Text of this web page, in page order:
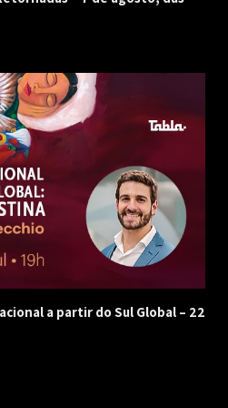
a partir do Sul Global – 22